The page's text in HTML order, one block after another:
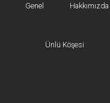
Genel Hakkımızda
Ünlü Köşesi